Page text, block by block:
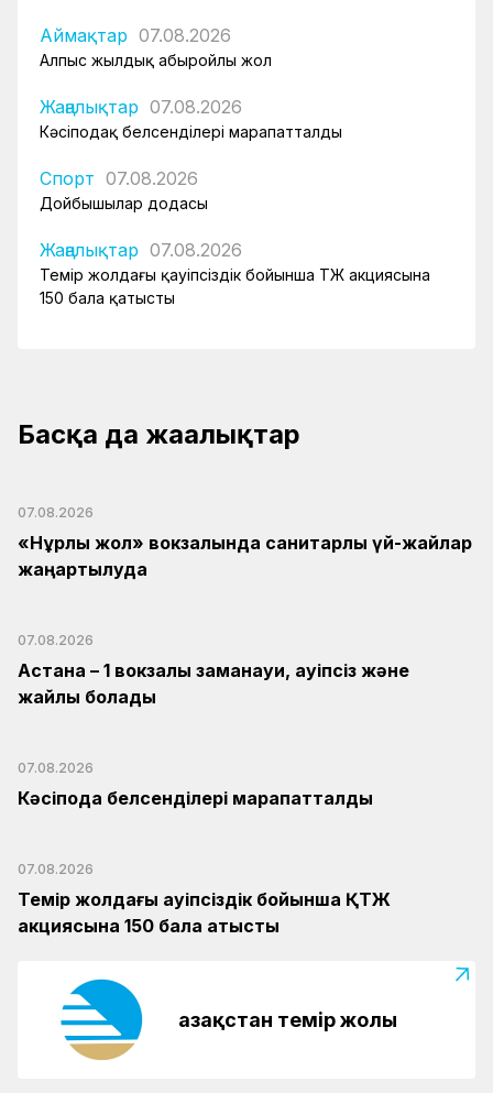
Аймақтар 07.08.2026
Алпыс жылдық абыройлы жол
Жаңалықтар 07.08.2026
Кәсіподақ белсенділері марапатталды
Спорт 07.08.2026
Дойбышылар додасы
Жаңалықтар 07.08.2026
Темір жолдағы қауіпсіздік бойынша ҚТЖ акциясына
150 бала қатысты
Басқа да жаңалықтар
07.08.2026
«Нұрлы жол» вокзалында санитарлық үй-жайлар
жаңартылуда
07.08.2026
Астана – 1 вокзалы заманауи, қауіпсіз және
жайлы болады
07.08.2026
Кәсіподақ белсенділері марапатталды
07.08.2026
Темір жолдағы қауіпсіздік бойынша ҚТЖ
акциясына 150 бала қатысты
Қазақстан темір жолы